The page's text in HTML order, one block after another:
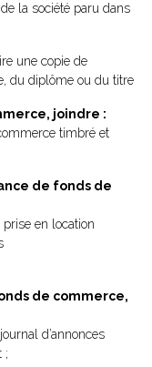
la société paru dans
une copie de
du diplôme ou du titre
joindre :
timbré et
de fonds de
prise en location
de commerce,
d’annonces
;